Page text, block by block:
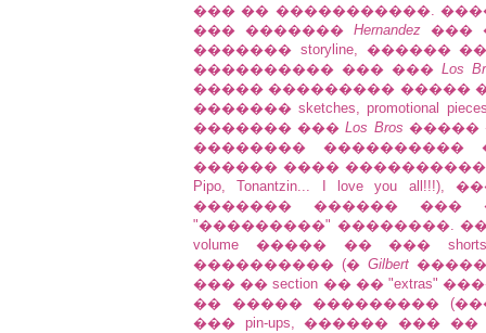
��� �� �����������. ������
��� ������� Hernandez ���
������� storyline, ������
���������� ��� ��� Los
����� ��������� �����
������� sketches, promotional
������� ���Los Bros �����
��������
������ ���� �����������
Pipo, Tonantzin... I love you
������� ������ ���
"���������" ��������.
volume ����� �� ���
���������� (� Gilbert �����
��� �� section �� ��
�� ����� ���������
��� pin-ups, ������ ���